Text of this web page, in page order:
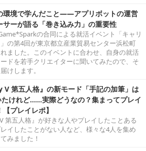
環境で学んだこと――アプリボットの運営
サーが語る「巻き込み力」の重要性
の合同による就活イベント「キャリ
の第4回が東京都立産業貿易センター浜松町
ました。このイベントに合わせ、自身の就活
ドを若手クリエイターに聞いてみたので、そ
けします。
V 第五人格』の新モード「手記の加筆」は
たけれど……実際どうなの？集まってプレイ
プレイレポ】
第五人格』が好きな人やプレイしたことある
イしたことがない人など、様々な4人を集め
みました！